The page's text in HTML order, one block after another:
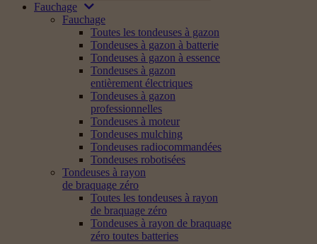
Fauchage
Fauchage
Toutes les tondeuses à gazon
Tondeuses à gazon à batterie
Tondeuses à gazon à essence
Tondeuses à gazon
entièrement électriques
Tondeuses à gazon
professionnelles
Tondeuses à moteur
Tondeuses mulching
Tondeuses radiocommandées
Tondeuses robotisées
Tondeuses à rayon
de braquage zéro
Toutes les tondeuses à rayon
de braquage zéro
Tondeuses à rayon de braquage
zéro toutes batteries